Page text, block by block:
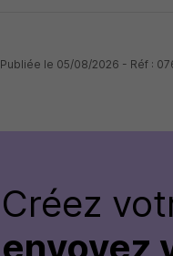
Publiée le 05/08/2026 - Réf :
Créez